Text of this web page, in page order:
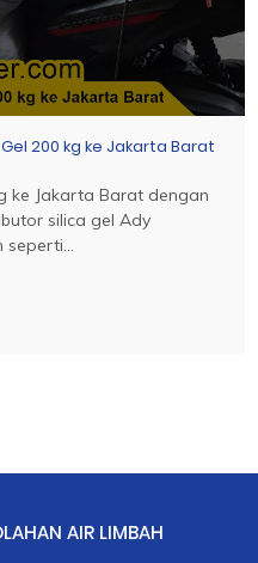
200 kg ke Jakarta Barat
ke Jakarta Barat dengan
silica gel Ady
seperti...
AIR LIMBAH